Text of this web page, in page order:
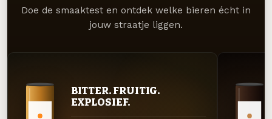
Doe de smaaktest en ontdek welke bieren écht in
jouw straatje liggen.
BITTER. FRUITIG.
EXPLOSIEF.